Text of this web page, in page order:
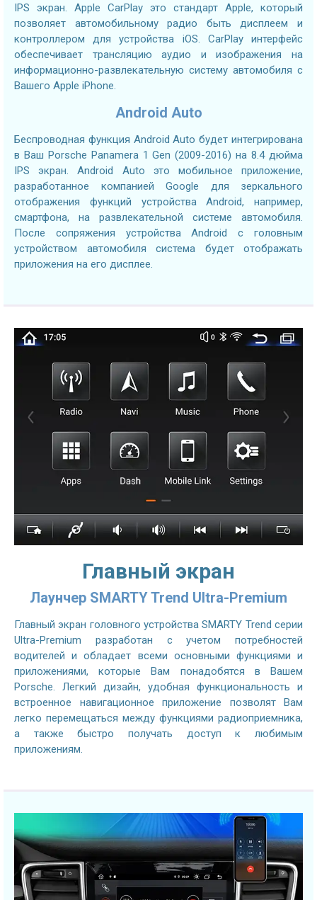
IPS экран. Apple CarPlay это стандарт Apple, который
позволяет автомобильному радио быть дисплеем и
контроллером для устройства iOS. CarPlay интерфейс
обеспечивает трансляцию аудио и изображения на
информационно-развлекательную систему автомобиля с
Вашего Apple iPhone.
Android Auto
Беспроводная функция Android Auto будет интегрирована
в Ваш Porsche Panamera 1 Gen (2009-2016) на 8.4 дюйма
IPS экран. Android Auto это мобильное приложение,
разработанное компанией Google для зеркального
отображения функций устройства Android, например,
смартфона, на развлекательной системе автомобиля.
После сопряжения устройства Android с головным
устройством автомобиля система будет отображать
приложения на его дисплее.
Главный экран
Лаунчер SMARTY Trend Ultra-Premium
Главный экран головного устройства SMARTY Trend серии
Ultra-Premium разработан с учетом потребностей
водителей и обладает всеми основными функциями и
приложениями, которые Вам понадобятся в Вашем
Porsche. Легкий дизайн, удобная функциональность и
встроенное навигационное приложение позволят Вам
легко перемещаться между функциями радиоприемника,
а также быстро получать доступ к любимым
приложениям.